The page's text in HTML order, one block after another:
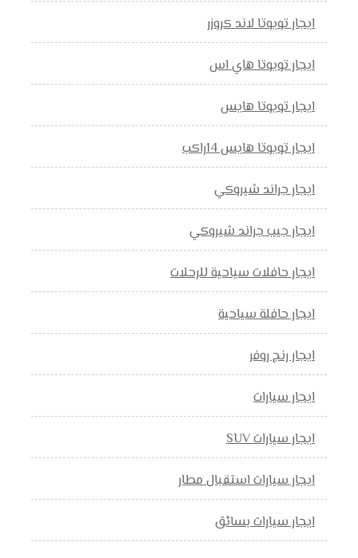
ايجار تويوتا لاند كروزر
ايجار تويوتا هاي اس
ايجار تويوتا هايس
ايجار تويوتا هايس 14راكب
ايجار جراند شيروكي
ايجار جيب جراند شيروكي
ايجار حافلات سياحية للرحلات
ايجار حافلة سياحية
ايجار رنج روفر
ايجار سيارات
ايجار سيارات SUV
ايجار سيارات استقبال مطار
ايجار سيارات بسائق